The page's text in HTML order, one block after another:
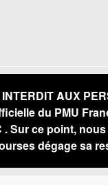
AUX
du PMU
. Sur ce point,
dégage sa